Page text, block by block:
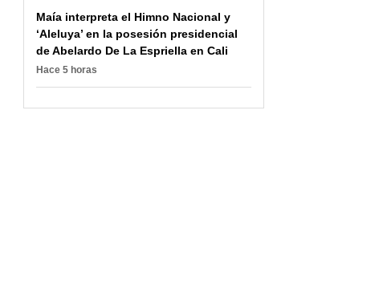
Maía interpreta el Himno Nacional y
‘Aleluya’ en la posesión presidencial
de Abelardo De La Espriella en Cali
Hace 5 horas